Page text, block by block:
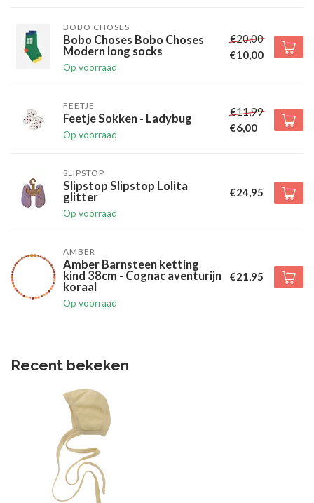
BOBO CHOSES
Bobo Choses Bobo Choses
Modern long socks
Op voorraad
€20,00
€10,00
FEETJE
Feetje Sokken - Ladybug
Op voorraad
€11,99
€6,00
SLIPSTOP
Slipstop Slipstop Lolita
glitter
Op voorraad
€24,95
AMBER
Amber Barnsteen ketting
kind 38cm - Cognac aventurijn
koraal
Op voorraad
€21,95
Recent bekeken